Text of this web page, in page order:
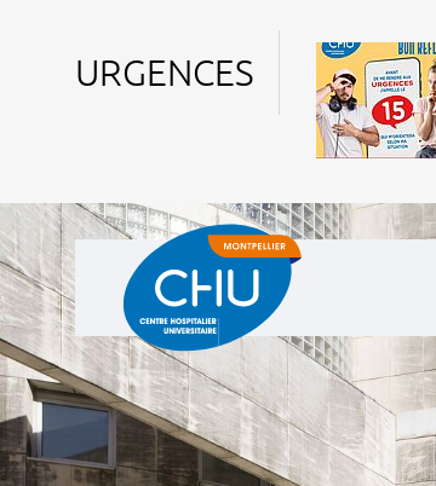
URGENCES